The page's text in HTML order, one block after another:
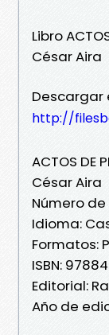
Libro
César Aira
Descargar
http://
ACTOS DE
César Aira
Número de
Idioma:
Formatos:
ISBN:
Editorial:
Año de